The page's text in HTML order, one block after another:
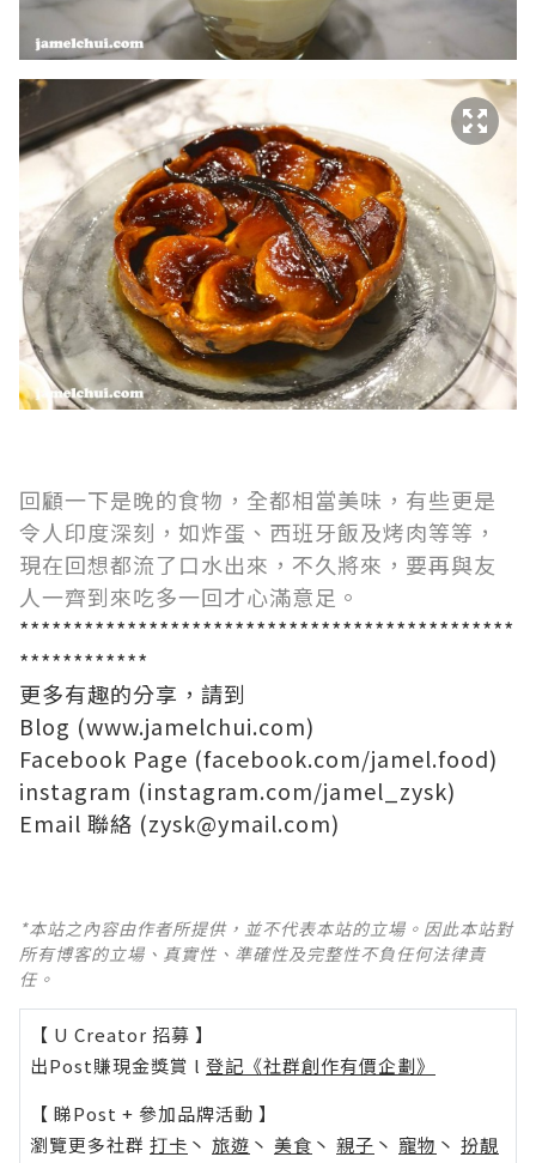
回顧一下是晚的食物，全都相當美味，有些更是
令人印度深刻，如炸蛋、西班牙飯及烤肉等等，
現在回想都流了口水出來，不久將來，要再與友
人一齊到來吃多一回才心滿意足。
**********************************************
************
更多有趣的分享，請到
Blog (www.jamelchui.com)
Facebook Page (facebook.com/jamel.food)
instagram (instagram.com/jamel_zysk)
Email 聯絡 (zysk@ymail.com)
*本站之內容由作者所提供，並不代表本站的立場。因此本站對
所有博客的立場、真實性、準確性及完整性不負任何法律責
任。
【 U Creator 招募 】
出Post賺現金獎賞 l 登記《社群創作有價企劃》
【 睇Post + 參加品牌活動 】
瀏覽更多社群 打卡 丶 旅遊 丶 美食 丶 親子 丶 寵物 丶 扮靚